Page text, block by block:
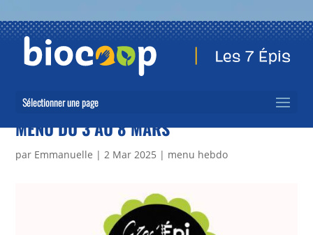
Sélectionner une page
MENU DU 3 AU 8 MARS
par Emmanuelle |2 Mar 2025 | menu hebdo